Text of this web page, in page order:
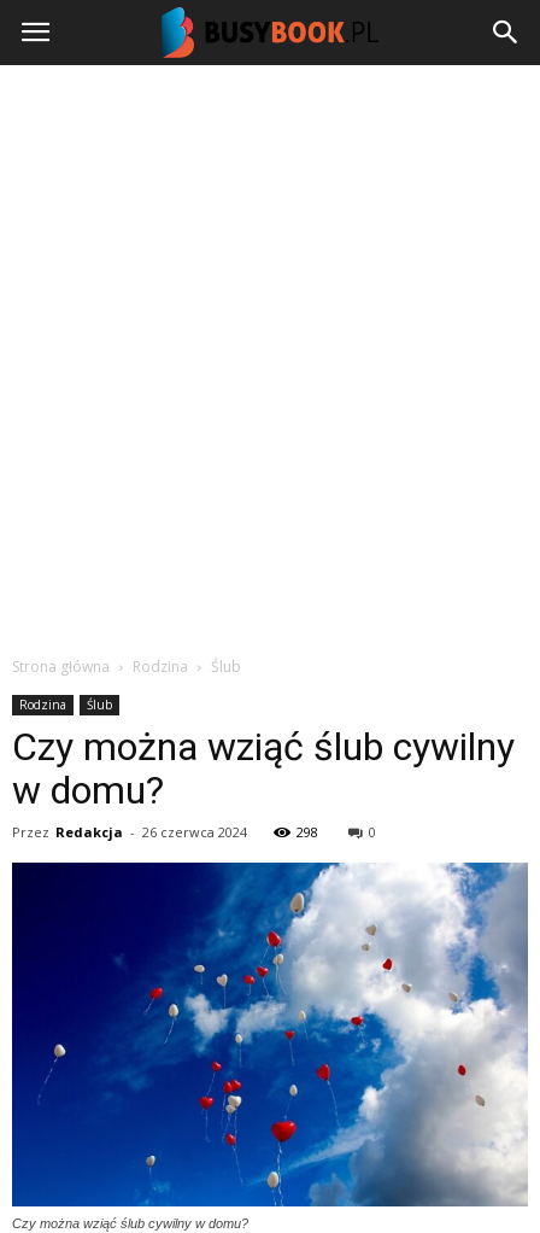
Strona główna Rodzina Ślub
Rodzina Ślub
Czy można wziąć ślub cywilny
w domu?
Przez Redakcja - 26 czerwca 2024 298 0
Czy można wziąć ślub cywilny w domu?